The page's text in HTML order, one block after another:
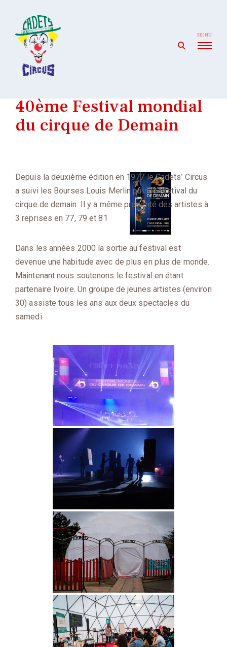
content
open
MENU
40ème Festival mondial
du cirque de Demain
Depuis la deuxième édition en 1977 le Cadets’ Circus
a suivi les Bourses Louis Merlin puis le festival du
cirque de demain. Il y a même présenté des artistes à
3 reprises en 77, 79 et 81
Dans les années 2000 la sortie au festival est
devenue une habitude avec de plus en plus de monde.
Maintenant nous soutenons le festival en étant
partenaire Ivoire. Un groupe de jeunes artistes (environ
30) assiste tous les ans aux deux spectacles du
samedi